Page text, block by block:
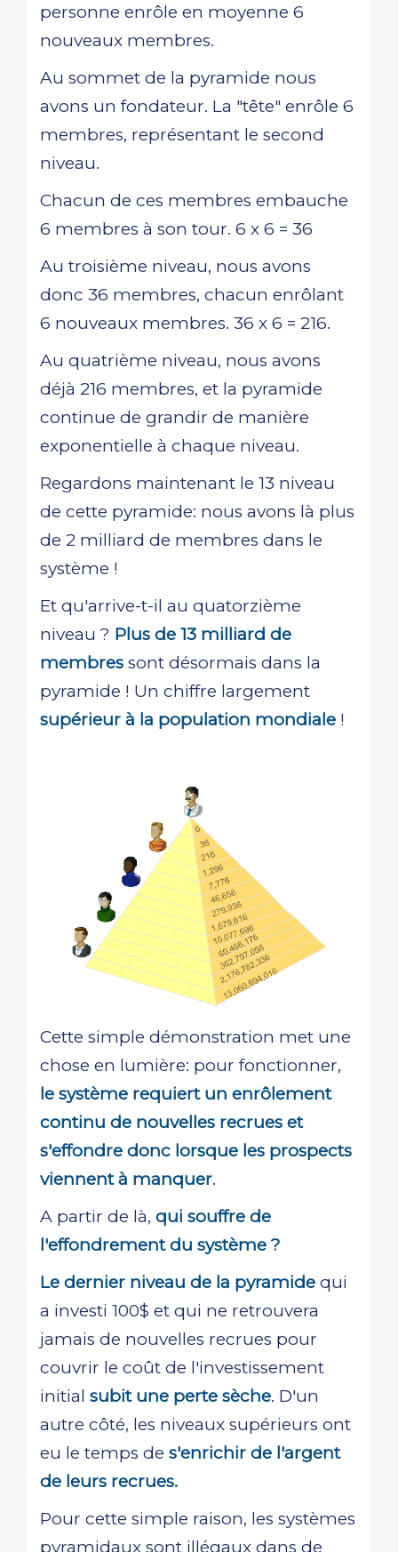
personne enrôle en moyenne 6
nouveaux membres.
Au sommet de la pyramide nous
avons un fondateur. La "tête" enrôle 6
membres, représentant le second
niveau.
Chacun de ces membres embauche
6 membres à son tour. 6 x 6 = 36
Au troisième niveau, nous avons
donc 36 membres, chacun enrôlant
6 nouveaux membres. 36 x 6 = 216.
Au quatrième niveau, nous avons
déjà 216 membres, et la pyramide
continue de grandir de manière
exponentielle à chaque niveau.
Regardons maintenant le 13 niveau
de cette pyramide: nous avons là plus
de 2 milliard de membres dans le
système !
Et qu'arrive-t-il au quatorzième
niveau ? Plus de 13 milliard de
membres sont désormais dans la
pyramide ! Un chiffre largement
supérieur à la population mondiale !
Cette simple démonstration met une
chose en lumière: pour fonctionner,
le système requiert un enrôlement
continu de nouvelles recrues et
s'effondre donc lorsque les prospects
viennent à manquer.
A partir de là, qui souffre de
l'effondrement du système ?
Le dernier niveau de la pyramide qui
a investi 100$ et qui ne retrouvera
jamais de nouvelles recrues pour
couvrir le coût de l'investissement
initial subit une perte sèche. D'un
autre côté, les niveaux supérieurs ont
eu le temps de s'enrichir de l'argent
de leurs recrues.
Pour cette simple raison, les systèmes
pyramidaux sont illégaux dans de